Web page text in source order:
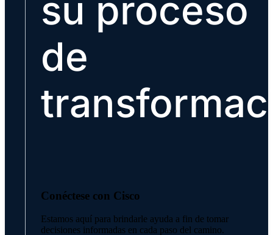
su proceso
de
Conéctese con Cisco
Estamos aquí para brindarle ayuda a fin de tomar
decisiones informadas en cada paso del camino.